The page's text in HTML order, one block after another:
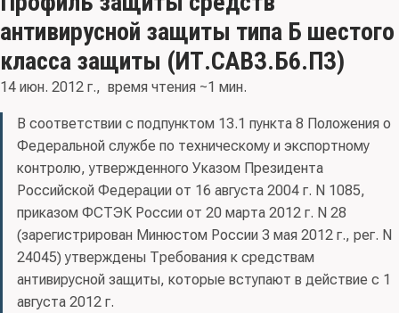
антивирусной защиты типа Б шестого
класса защиты (ИТ.САВЗ.Б6.ПЗ)
14 июн. 2012 г. время чтения ~1 мин.
В соответствии с подпунктом 13.1 пункта 8 Положения о
Федеральной службе по техническому и экспортному
контролю, утвержденного Указом Президента
Российской Федерации от 16 августа 2004 г. N 1085,
приказом ФСТЭК России от 20 марта 2012 г. N 28
(зарегистрирован Минюстом России 3 мая 2012 г., рег. N
24045) утверждены Требования к средствам
антивирусной защиты, которые вступают в действие с 1
августа 2012 г.